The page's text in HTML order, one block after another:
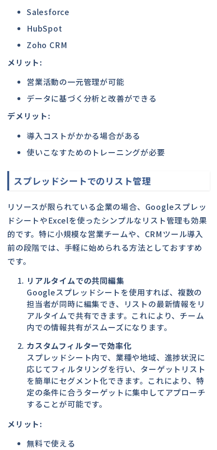
Salesforce
HubSpot
Zoho CRM
メリット:
営業活動の一元管理が可能
データに基づく分析と改善ができる
デメリット:
導入コストがかかる場合がある
使いこなすためのトレーニングが必要
スプレッドシートでのリスト管理
リソースが限られている企業の場合、Googleスプレッ
ドシートやExcelを使ったシンプルなリスト管理も効果
的です。特に小規模な営業チームや、CRMツール導入
前の段階では、手軽に始められる方法としておすすめ
です。
リアルタイムでの共同編集
Googleスプレッドシートを使用すれば、複数の
担当者が同時に編集でき、リストの最新情報をリ
アルタイムで共有できます。これにより、チーム
内での情報共有がスムーズになります。
カスタムフィルターで効率化
スプレッドシート内で、業種や地域、進捗状況に
応じてフィルタリングを行い、ターゲットリスト
を簡単にセグメント化できます。これにより、特
定の条件に合うターゲットに集中してアプローチ
することが可能です。
メリット:
無料で使える